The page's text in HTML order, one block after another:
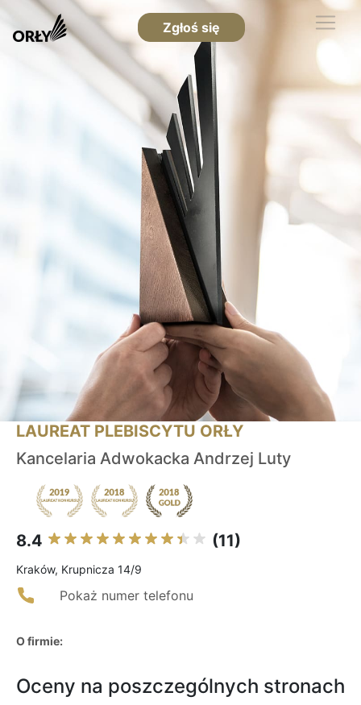
Zgłoś się
LAUREAT PLEBISCYTU ORŁY
Kancelaria Adwokacka Andrzej Luty
8.4 (11)
Kraków, Krupnicza 14/9
Pokaż numer telefonu
O firmie:
Oceny na poszczególnych stronach